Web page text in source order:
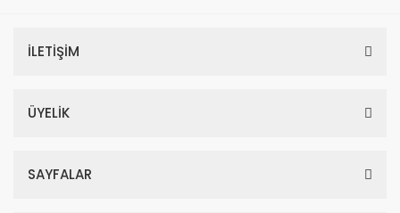
İLETİŞİM
ÜYELİK
SAYFALAR